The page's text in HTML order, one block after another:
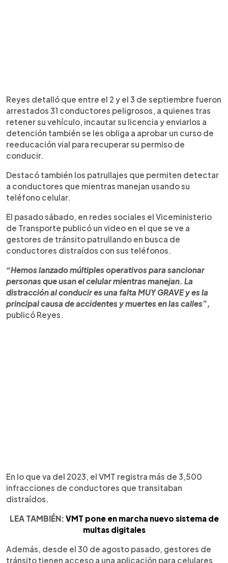
Reyes detalló que entre el 2 y el 3 de septiembre fueron
arrestados 31 conductores peligrosos, a quienes tras
retener su vehículo, incautar su licencia y enviarlos a
detención también se les obliga a aprobar un curso de
reeducación vial para recuperar su permiso de
conducir.
Destacó también los patrullajes que permiten detectar
a conductores que mientras manejan usando su
teléfono celular.
El pasado sábado, en redes sociales el Viceministerio
de Transporte publicó un video en el que se ve a
gestores de tránsito patrullando en busca de
conductores distraídos con sus teléfonos.
“Hemos lanzado múltiples operativos para sancionar
personas que usan el celular mientras manejan. La
distracción al conducir es una falta MUY GRAVE y es la
principal causa de accidentes y muertes en las calles”,
publicó Reyes.
En lo que va del 2023, el VMT registra más de 3,500
infracciones de conductores que transitaban
distraídos.
LEA TAMBIÉN: VMT pone en marcha nuevo sistema de
multas digitales
Además, desde el 30 de agosto pasado, gestores de
tránsito tienen acceso a una aplicación para celulares